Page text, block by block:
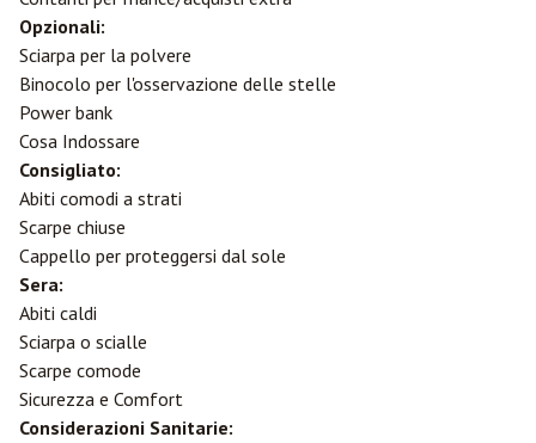
Opzionali:
Sciarpa per la polvere
Binocolo per l'osservazione delle stelle
Power bank
Cosa Indossare
Consigliato:
Abiti comodi a strati
Scarpe chiuse
Cappello per proteggersi dal sole
Sera:
Abiti caldi
Sciarpa o scialle
Scarpe comode
Sicurezza e Comfort
Considerazioni Sanitarie: